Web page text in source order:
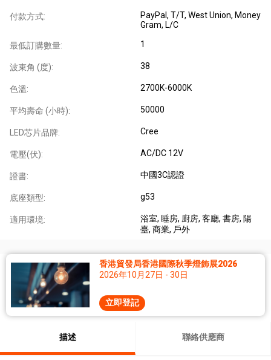
付款方式:
PayPal, T/T, West Union, Money
Gram, L/C
最低訂購數量: 1
波束角 (度): 38
色溫: 2700K-6000K
平均壽命 (小時): 50000
LED芯片品牌: Cree
電壓(伏): AC/DC 12V
證書: 中國3C認證
底座類型: g53
適用環境: 浴室, 睡房, 廚房, 客廳, 書房, 陽
臺, 商業, 戶外
香港貿發局香港國際秋季燈飾展2026
2026年10月27日 - 30日
立即登記
描述 聯絡供應商